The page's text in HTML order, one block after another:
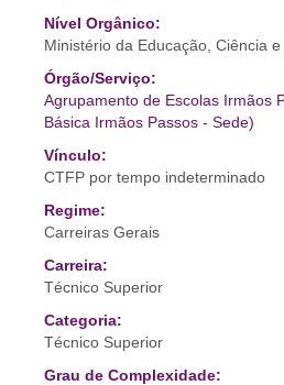
Nível Orgânico:
Ministério da Educação, Ciência
Órgão/Serviço:
Agrupamento de Escolas Irmãos
Básica Irmãos Passos - Sede)
Vínculo:
CTFP por tempo indeterminado
Regime:
Carreiras Gerais
Carreira:
Técnico Superior
Categoria:
Técnico Superior
Grau de Complexidade: